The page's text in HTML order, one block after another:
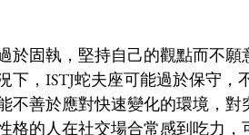
於固執，堅持自己的觀點而不願
下，ISTJ蛇夫座可能過於保守，
不善於應對快速變化的環境，對
格的人在社交場合常感到吃力，